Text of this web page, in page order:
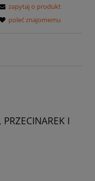
zapytaj o produkt
poleć znajomemu
I